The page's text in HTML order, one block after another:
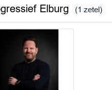
Elburg (1 zetel)